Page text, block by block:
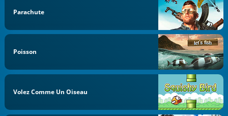
Parachute
Poisson
Volez Comme Un Oiseau